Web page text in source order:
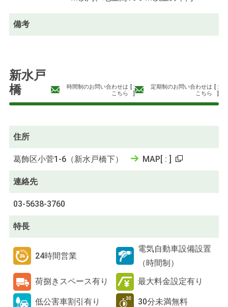
備考
新水戸
橋
時間制のお問い合わせは
こちら
[ :
]
定期制のお問い合わせは
こちら
[ :
]
住所
葛飾区小菅1-6（新水戸橋下） MAP [ :]
連絡先
03-5638-3760
特長
24時間営業
電気自動車設備設置
（時間制）
荷捌きスペース有り
最大料金設定有り
低公害車割引有り 30分未満無料